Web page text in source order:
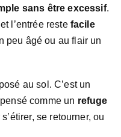
sans être excessif.
l’entrée reste facile
peu âgé ou au flair un
au sol. C’est un
comme un refuge
se retourner, ou